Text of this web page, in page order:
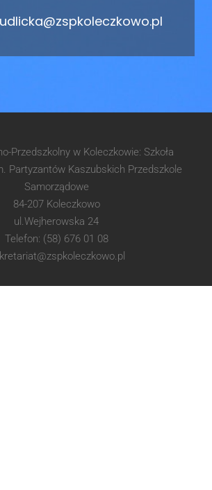
Przedszkolny w Koleczkowie: Szkoła
Partyzantów Kaszubskich Przedszkole
Samorządowe
84-207 Koleczkowo
ul.Wejherowska 24
Telefon: (58) 676 01 08